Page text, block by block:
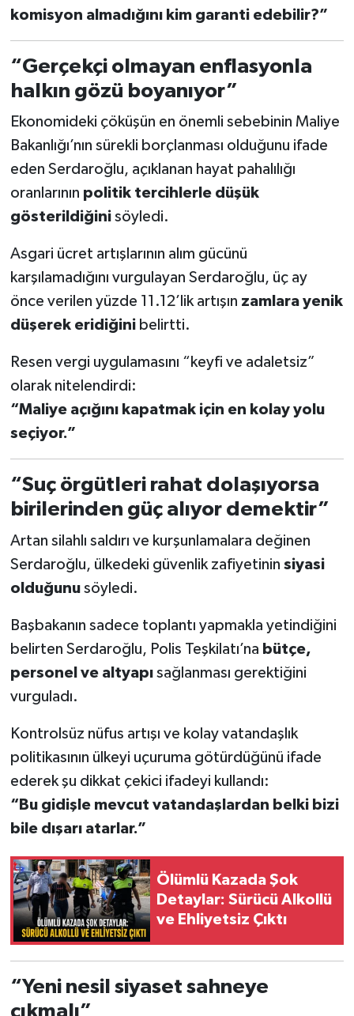
komisyon almadığını kim garanti edebilir?”
“Gerçekçi olmayan enflasyonla
halkın gözü boyanıyor”
Ekonomideki çöküşün en önemli sebebinin Maliye
Bakanlığı’nın sürekli borçlanması olduğunu ifade
eden Serdaroğlu, açıklanan hayat pahalılığı
oranlarının politik tercihlerle düşük
gösterildiğinisöyledi.
Asgari ücret artışlarının alım gücünü
karşılamadığını vurgulayan Serdaroğlu, üç ay
önce verilen yüzde 11.12’lik artışın zamlara yenik
düşerek eridiğinibelirtti.
Resen vergi uygulamasını “keyfi ve adaletsiz”
olarak nitelendirdi:
“Maliye açığını kapatmak için en kolay yolu
seçiyor.”
“Suç örgütleri rahat dolaşıyorsa
birilerinden güç alıyor demektir”
Artan silahlı saldırı ve kurşunlamalara değinen
Serdaroğlu, ülkedeki güvenlik zafiyetinin siyasi
olduğunusöyledi.
Başbakanın sadece toplantı yapmakla yetindiğini
belirten Serdaroğlu, Polis Teşkilatı’na bütçe,
personel ve altyapısağlanması gerektiğini
vurguladı.
Kontrolsüz nüfus artışı ve kolay vatandaşlık
politikasının ülkeyi uçuruma götürdüğünü ifade
ederek şu dikkat çekici ifadeyi kullandı:
“Bu gidişle mevcut vatandaşlardan belki bizi
bile dışarı atarlar.”
Ölümlü Kazada Şok
Detaylar: Sürücü Alkollü
ve Ehliyetsiz Çıktı
“Yeni nesil siyaset sahneye
çıkmalı”